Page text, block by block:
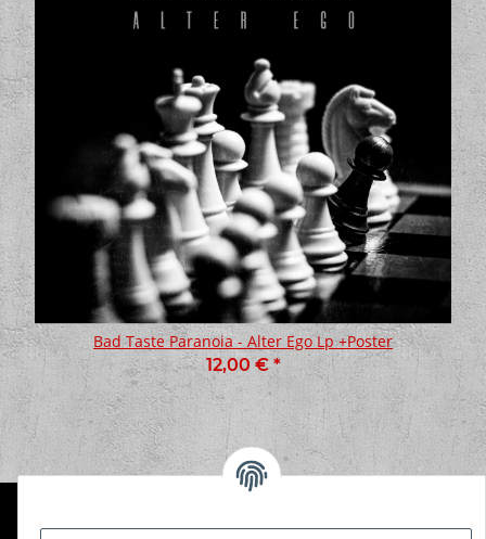
Bad Taste Paranoia - Alter Ego Lp +Poster
12,00 € *
Informationen